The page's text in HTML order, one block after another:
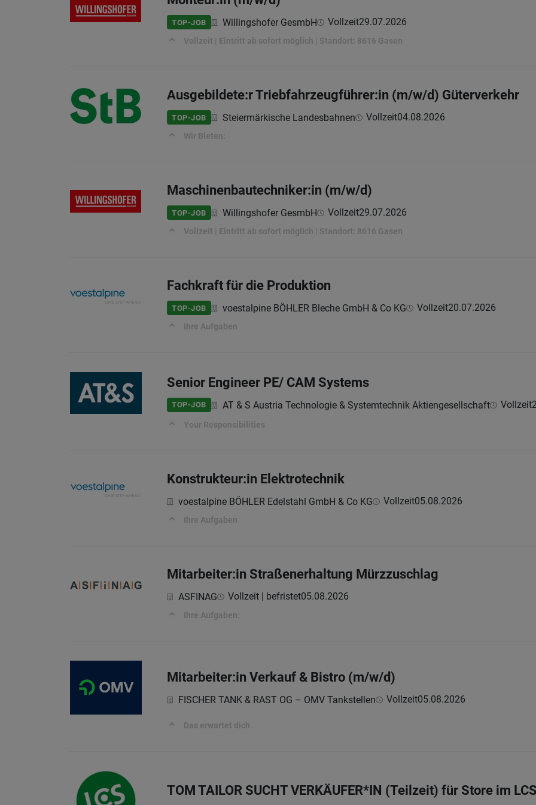
TOP-JOB Willingshofer GesmbH Vollzeit29.07.2026
Vollzeit | Eintritt ab sofort möglich | Standort: 8616 Gasen
Ausgebildete:r Triebfahrzeugführer:in (m/w/d) Güterverkehr
TOP-JOB Steiermärkische Landesbahnen Vollzeit04.08.2026
Wir Bieten:
Maschinenbautechniker:in (m/w/d)
TOP-JOB Willingshofer GesmbH Vollzeit29.07.2026
Vollzeit | Eintritt ab sofort möglich | Standort: 8616 Gasen
Fachkraft für die Produktion
TOP-JOB voestalpine BÖHLER Bleche GmbH & Co KG Vollzeit20.07.2026
Ihre Aufgaben
Senior Engineer PE/ CAM Systems
TOP-JOB AT & S Austria Technologie & Systemtechnik Aktiengesellschaft Vollzeit
Your Responsibilities
Konstrukteur:in Elektrotechnik
voestalpine BÖHLER Edelstahl GmbH & Co KG Vollzeit05.08.2026
Ihre Aufgaben
Mitarbeiter:in Straßenerhaltung Mürzzuschlag
ASFINAG Vollzeit | befristet05.08.2026
Ihre Aufgaben:
Mitarbeiter:in Verkauf & Bistro (m/w/d)
FISCHER TANK & RAST OG – OMV Tankstellen Vollzeit05.08.2026
Das erwartet dich
TOM TAILOR SUCHT VERKÄUFER*IN (Teilzeit) für Store im